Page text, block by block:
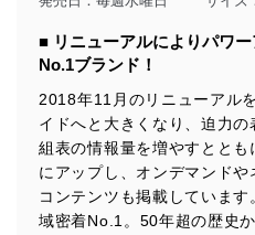
当社は、個人情報の正確性
に、下記セキュリティ対策
施し、個人情報の漏えい、
正に努めます。
アクセス制御
個人データを取り扱
機器を取り扱う従業
の不要なアクセスを防
■ リニューアルによりパワ
No.1ブランド！
2018年11月のリニューアル
イドへと大きくなり、迫力
組表の情報量を増やすとと
にアップし、オンデマンド
コンテンツも掲載していま
域密着No.1。50年超の歴史